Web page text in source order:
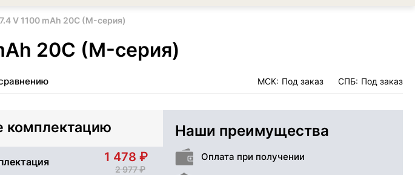
V 1100 mAh 20C (M-серия)
20C (M-серия)
МСК: Под заказ СПБ: Под заказ
комплектацию
1 478
2 977
Наши преимущества
Оплата при получении